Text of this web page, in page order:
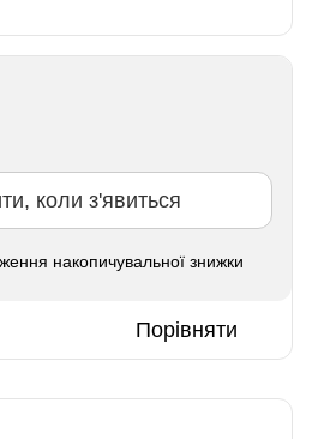
коли з'явиться
накопичувальної знижки
Порівняти